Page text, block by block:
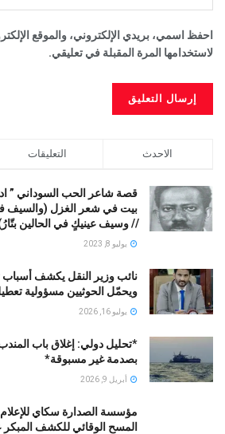
احفظ اسمي، بريدي الإلكتروني، والموقع
لاستخدامها المرة المقبلة في تعليقي.
التعليقات الاحدث
قصة شاعر الحب السوداني ”
بيت في شعر الغزل (وﺍﻟﺴﻴﻒ
// ﻭﺳﻴﻒ ﻋﻴﻨﻴﻚٍ ﻓﻲ ﺍﻟﺤﺎﻟﻴﻦ
يوليو 8, 2023
نائب وزير النقل يكشف
ويحمّل الحوثيين مسؤولية
يوليو 16, 2026
*تحليل دولي: إغلاق باب المندب
بصدمة غير مسبوقة*
أبريل 9, 2026
مؤسسة الصدارة سكاي للإعلام
المسح الوقائي للكشف